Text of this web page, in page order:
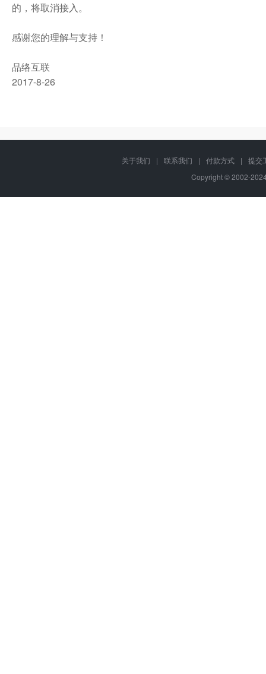
的，将取消接入。
感谢您的理解与支持！
品络互联
2017-8-26
关于我们 | 联系我们 | 付款方式 |
提交
Copyright © 2002-